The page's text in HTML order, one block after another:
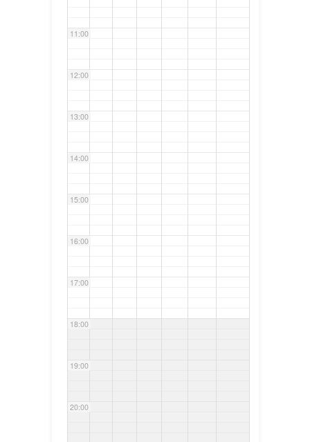
11:00
12:00
13:00
14:00
15:00
16:00
17:00
18:00
19:00
20:00